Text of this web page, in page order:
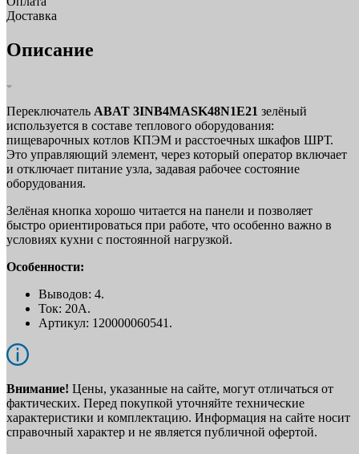
Доставка
Описание
Переключатель ABAT 3INB4MASK48N1E21 зелёный
используется в составе теплового оборудования:
пищеварочных котлов КПЭМ и расстоечных шкафов ШРТ.
Это управляющий элемент, через который оператор включает
и отключает питание узла, задавая рабочее состояние
оборудования.
Зелёная кнопка хорошо читается на панели и позволяет
быстро ориентироваться при работе, что особенно важно в
условиях кухни с постоянной нагрузкой.
Особенности:
Выводов: 4.
Ток: 20А.
Артикул: 120000060541.
Внимание! Цены, указанные на сайте, могут отличаться от
фактических. Перед покупкой уточняйте технические
характеристики и комплектацию. Информация на сайте носит
справочный характер и не является публичной офертой.